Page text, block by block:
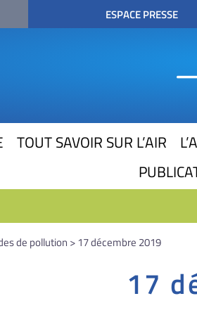
ESPACE PRESSE
TOUT SAVOIR SUR L’AIR
de pollution > 17 décembre 2019
17